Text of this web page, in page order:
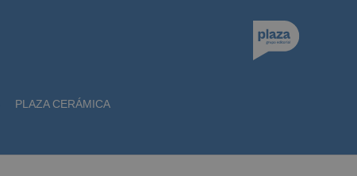
PLAZA CERÁMICA